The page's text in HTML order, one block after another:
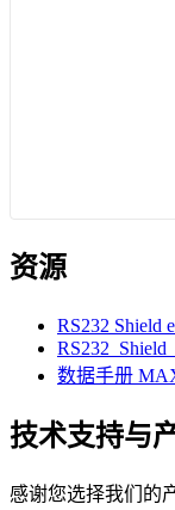
资源
RS232 Shield
数据手册
技术支持与
感谢您选择我们的